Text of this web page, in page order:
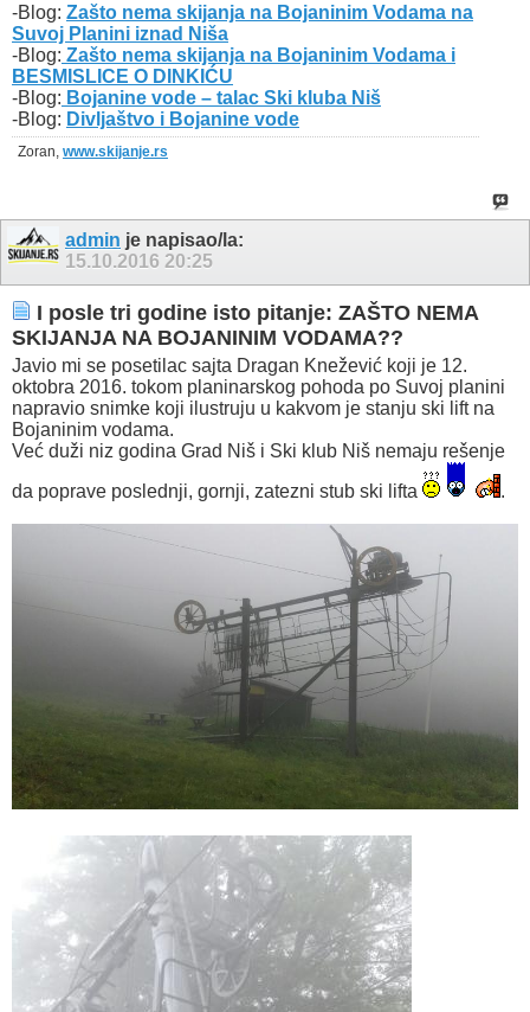
-Blog: Zašto nema skijanja na Bojaninim Vodama na
Suvoj Planini iznad Niša
-Blog: Zašto nema skijanja na Bojaninim Vodama i
BESMISLICE O DINKIĆU
-Blog: Bojanine vode – talac Ski kluba Niš
-Blog: Divljaštvo i Bojanine vode
Zoran, www.skijanje.rs
admin je napisao/la:
15.10.2016 20:25
I posle tri godine isto pitanje: ZAŠTO NEMA
SKIJANJA NA BOJANINIM VODAMA??
Javio mi se posetilac sajta Dragan Knežević koji je 12.
oktobra 2016. tokom planinarskog pohoda po Suvoj planini
napravio snimke koji ilustruju u kakvom je stanju ski lift na
Bojaninim vodama.
Već duži niz godina Grad Niš i Ski klub Niš nemaju rešenje
da poprave poslednji, gornji, zatezni stub ski lifta
.